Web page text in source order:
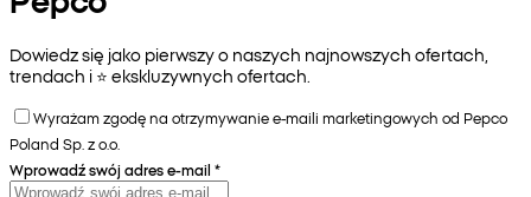
Dowiedz się jako pierwszy o naszych najnowszych ofertach,
trendach i ⭐️ ekskluzywnych ofertach.
Wyrażam zgodę na otrzymywanie e-maili marketingowych od Pepco
Poland Sp. z o.o.
Wprowadź swój adres e-mail *